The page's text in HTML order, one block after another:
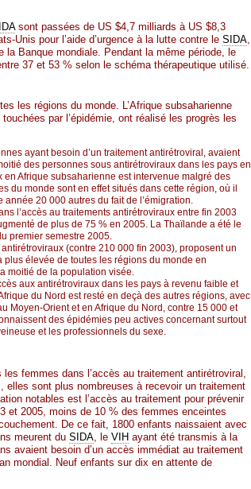
sont passées de US $4,7 milliards à US $8,3
Unis pour l’aide d’urgence à la lutte contre le SIDA,
la Banque mondiale. Pendant la même période, le
37 et 53 % selon le schéma thérapeutique utilisé.
les régions du monde. L’Afrique subsaharienne
par l’épidémie, ont réalisé les progrès les
ayant besoin d’un traitement antirétroviral, avaient
des personnes sous antirétroviraux dans les pays en
en Afrique subsaharienne est intervenue malgré des
du monde sont en effet situés dans cette région, où il
20 000 autres du fait de l’émigration.
l’accès au traitements antirétroviraux entre fin 2003
de plus de 75 % en 2005. La Thaïlande a été le
premier semestre 2005.
(contre 210 000 fin 2003), proposent un
élevée de toutes les régions du monde en
moitié de la population visée.
aux antirétroviraux dans les pays à revenu faible et
du Nord est resté en deçà des autres régions, avec
Moyen-Orient et en Afrique du Nord, contre 15 000 et
des épidémies peu actives concernant surtout
et les professionnels du sexe.
femmes dans l’accès au traitement antirétroviral,
sont plus nombreuses à recevoir un traitement
notables est l’accès au traitement pour prévenir
et 2005, moins de 10 % des femmes enceintes
De ce fait, 1800 enfants naissaient avec
meurent du SIDA , le VIH ayant été transmis à la
avaient besoin d’un accès immédiat au traitement
mondial. Neuf enfants sur dix en attente de